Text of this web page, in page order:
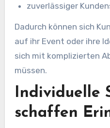
zuverlässiger
Dadurch können sich
auf ihr Event oder ihre
sich mit komplizierten
müssen.
Individuelle
schaffen